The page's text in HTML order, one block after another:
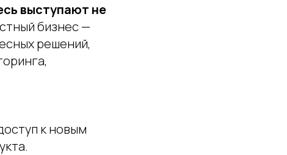
выступают не
бизнес —
решений,
к новым